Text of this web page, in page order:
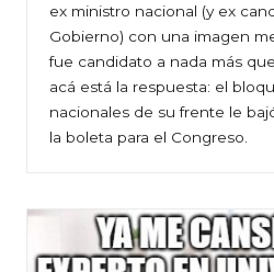
ex ministro nacional (y ex
Gobierno) con una imagen
fue candidato a nada más
acá está la respuesta: el
nacionales de su frente le
la boleta para el Congreso.